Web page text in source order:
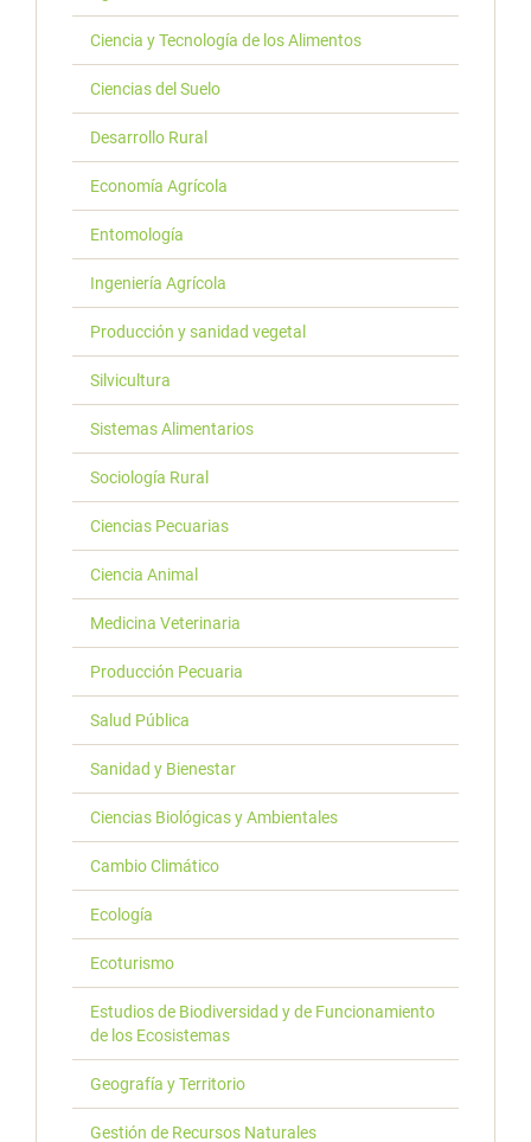
Ciencia y Tecnología de los Alimentos
Ciencias del Suelo
Desarrollo Rural
Economía Agrícola
Entomología
Ingeniería Agrícola
Producción y sanidad vegetal
Silvicultura
Sistemas Alimentarios
Sociología Rural
Ciencias Pecuarias
Ciencia Animal
Medicina Veterinaria
Producción Pecuaria
Salud Pública
Sanidad y Bienestar
Ciencias Biológicas y Ambientales
Cambio Climático
Ecología
Ecoturismo
Estudios de Biodiversidad y de Funcionamiento
de los Ecosistemas
Geografía y Territorio
Gestión de Recursos Naturales